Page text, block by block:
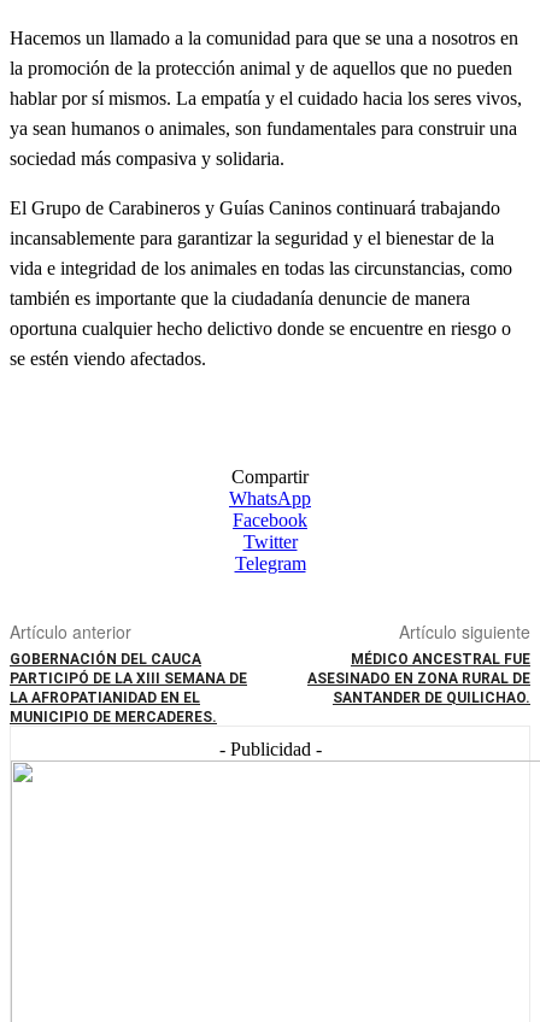
Hacemos un llamado a la comunidad para que se una a nosotros en
la promoción de la protección animal y de aquellos que no pueden
hablar por sí mismos. La empatía y el cuidado hacia los seres vivos,
ya sean humanos o animales, son fundamentales para construir una
sociedad más compasiva y solidaria.
El Grupo de Carabineros y Guías Caninos continuará trabajando
incansablemente para garantizar la seguridad y el bienestar de la
vida e integridad de los animales en todas las circunstancias, como
también es importante que la ciudadanía denuncie de manera
oportuna cualquier hecho delictivo donde se encuentre en riesgo o
se estén viendo afectados.
Compartir
WhatsApp
Facebook
Twitter
Telegram
Artículo anterior
GOBERNACIÓN DEL CAUCA
PARTICIPÓ DE LA XIII SEMANA DE
LA AFROPATIANIDAD EN EL
MUNICIPIO DE MERCADERES.
Artículo siguiente
MÉDICO ANCESTRAL FUE
ASESINADO EN ZONA RURAL DE
SANTANDER DE QUILICHAO.
- Publicidad -